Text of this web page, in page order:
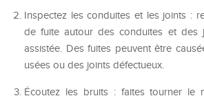
Inspectez les conduites et les joints :
de fuite autour des conduites et des
assistée. Des fuites peuvent être
usées ou des joints défectueux.
Écoutez les bruits : faites tourner le